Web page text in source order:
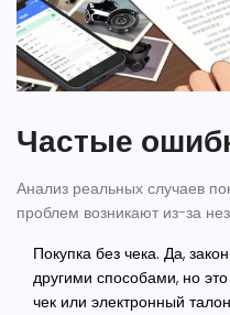
Частые
Анализ реальных случаев
проблем возникают из-за
Покупка без чека. Да,
другими способами, но
чек или электронный